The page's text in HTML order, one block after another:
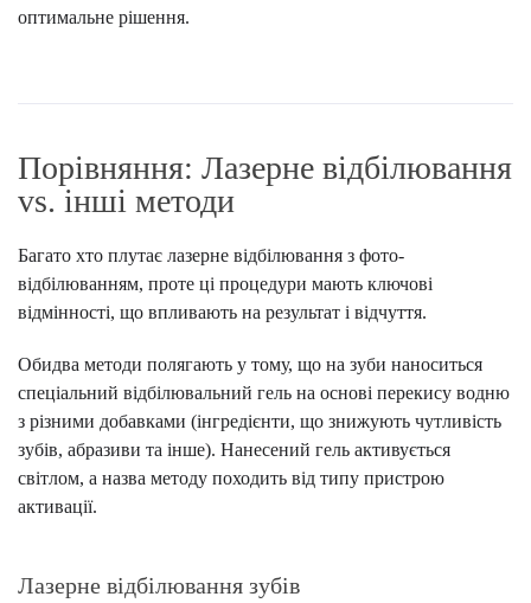
оптимальне рішення.
Порівняння: Лазерне відбілювання
vs. інші методи
Багато хто плутає лазерне відбілювання з фото-
відбілюванням, проте ці процедури мають ключові
відмінності, що впливають на результат і відчуття.
Обидва методи полягають у тому, що на зуби наноситься
спеціальний відбілювальний гель на основі перекису водню
з різними добавками (інгредієнти, що знижують чутливість
зубів, абразиви та інше). Нанесений гель активується
світлом, а назва методу походить від типу пристрою
активації.
Лазерне відбілювання зубів